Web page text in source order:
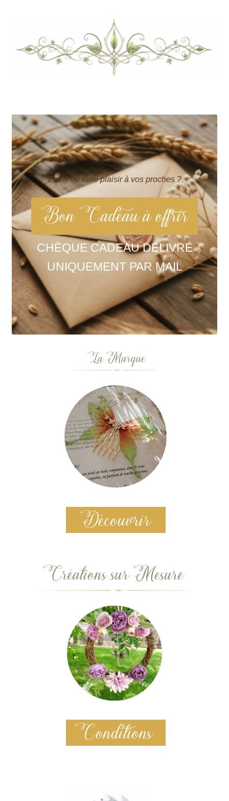
Envie de faire plaisir à vos proches ?
CHÈQUE CADEAU DÉLIVRÉ
UNIQUEMENT PAR MAIL